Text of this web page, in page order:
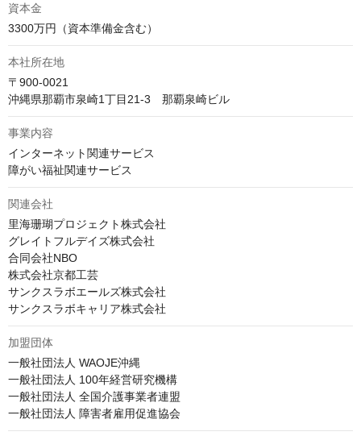
資本金
3300万円（資本準備金含む）
本社所在地
〒900-0021
沖縄県那覇市泉崎1丁目21-3　那覇泉崎ビル
事業内容
インターネット関連サービス
障がい福祉関連サービス
関連会社
里海珊瑚プロジェクト株式会社
グレイトフルデイズ株式会社
合同会社NBO
株式会社京都工芸
サンクスラボエールズ株式会社
サンクスラボキャリア株式会社
加盟団体
一般社団法人 WAOJE沖縄
一般社団法人 100年経営研究機構
一般社団法人 全国介護事業者連盟
一般社団法人 障害者雇用促進協会